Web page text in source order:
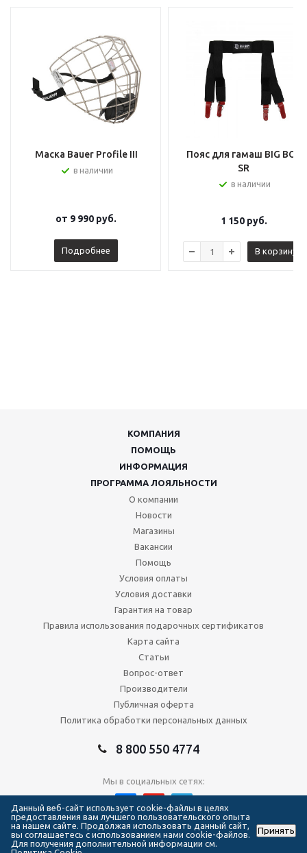
Маска Bauer Profile III
в наличии
от 9 990 руб.
Подробнее
Пояс для гамаш BIG BOY
SR
в наличии
1 150руб.
В корзину
КОМПАНИЯ
ПОМОЩЬ
ИНФОРМАЦИЯ
ПРОГРАММА ЛОЯЛЬНОСТИ
О компании
Новости
Магазины
Вакансии
Помощь
Условия оплаты
Условия доставки
Гарантия на товар
Правила использования подарочных сертификатов
Карта сайта
Статьи
Вопрос-ответ
Производители
Публичная оферта
Политика обработки персональных данных
8 800 550 4774
Мы в социальных сетях:
2026 © Сеть магазинов Forma Hockey
Данный веб-сайт использует cookie-файлы в целях
предоставления вам лучшего пользовательского опыта
на нашем сайте. Продолжая использовать данный сайт,
вы соглашаетесь с использованием нами cookie-файлов.
Для получения дополнительной информации см.
Принять